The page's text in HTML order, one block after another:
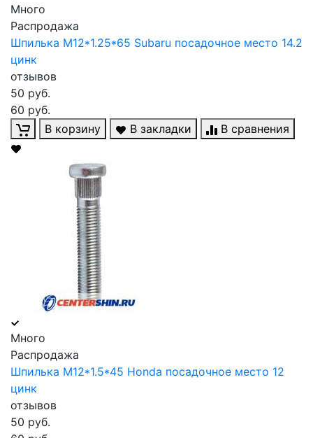
Много
Распродажа
Шпилька М12*1.25*65 Subaru посадочное место 14.2
цинк
отзывов
50 руб.
60 руб.
В корзину
В закладки В сравнения
Много
Распродажа
Шпилька М12*1.5*45 Honda посадочное место 12
цинк
отзывов
50 руб.